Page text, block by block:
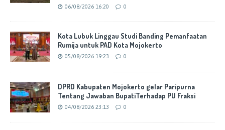
06/08/2026 16:20 0
Kota Lubuk Linggau Studi Banding Pemanfaatan
Rumija untuk PAD Kota Mojokerto
05/08/2026 19:23 0
DPRD Kabupaten Mojokerto gelar Paripurna
Tentang Jawaban BupatiTerhadap PU Fraksi
04/08/2026 23:13 0